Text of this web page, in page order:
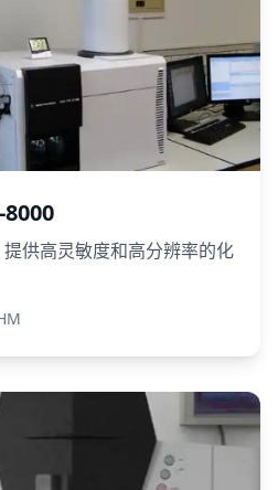
供高灵敏度和高分辨率的化